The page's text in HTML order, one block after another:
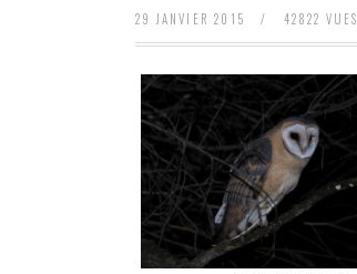
29 JANVIER 2015 / 42822 VUES